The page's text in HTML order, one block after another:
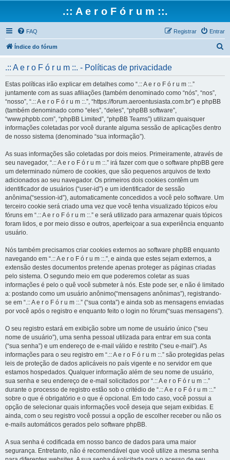
.:: A e r o F ó r u m ::.
FAQ Entrar
Registrar
Índice do fórum
.:: A e r o F ó r u m ::. - Políticas de privacidade
Estas políticas irão explicar em detalhes como “.:: A e r o F ó r u m ::.”
juntamente com as suas afiliações (também denominado como “nós”, “nos”,
“nosso”, “.:: A e r o F ó r u m ::.”, “https://forum.aeroentusiasta.com.br”) e phpBB
(também denominado como “eles”, “deles”, “phpBB software”,
“www.phpbb.com”, “phpBB Limited”, “phpBB Teams”) utilizam quaisquer
informações coletadas por você durante alguma sessão de aplicações dentro
de nosso sistema (denominado “sua informação”).
As suas informações são coletadas por dois meios. Primeiramente, através de
seu navegador, “.:: A e r o F ó r u m ::.” irá fazer com que o software phpBB gere
um determinado número de cookies, que são pequenos arquivos de texto
adicionados ao seu navegador. Os primeiros dois cookies contêm um
identificador de usuários (“user-id”) e um identificador de sessão
anônima(“session-id”), automaticamente concedidos a você pelo software. Um
terceiro cookie será criado uma vez que você tenha visualizado tópicos e/ou
fóruns em “.:: A e r o F ó r u m ::.” e será utilizado para armazenar quais tópicos
foram lidos, e por meio disso e outros, aperfeiçoar a sua experiência enquanto
usuário.
Nós também precisamos criar cookies externos ao software phpBB enquanto
navegando em “.:: A e r o F ó r u m ::.”, e ainda que estes sejam externos, a
extensão destes documentos pretende apenas proteger as páginas criadas
pelo sistema. O segundo meio em que poderemos coletar as suas
informações é pelo o quê você submeter à nós. Este pode ser, e não é limitado
a: postando como um usuário anônimo(“mensagens anônimas”), registrando-
se em “.:: A e r o F ó r u m ::.” (“sua conta”) e ainda sob as mensagens enviadas
por você após o registro e enquanto feito o login no fórum(“suas mensagens”).
O seu registro estará em exibição sobre um nome de usuário único (“seu
nome de usuário”), uma senha pessoal utilizada para entrar em sua conta
(“sua senha”) e um endereço de e-mail válido e restrito (“seu e-mail”). As
informações para o seu registro em “.:: A e r o F ó r u m ::.” são protegidas pelas
leis de proteção de dados aplicáveis no país vigente e no servidor em que
estamos hospedados. Qualquer informação além de seu nome de usuário,
sua senha e seu endereço de e-mail solicitados por “.:: A e r o F ó r u m ::.”
durante o processo de registro estão sob o critédio de “.:: A e r o F ó r u m ::.”
sobre o que é obrigatório e o que é opcional. Em todo caso, você possui a
opção de selecionar quais informações você deseja que sejam exibidas. E
ainda, com o seu registro você possui a opção de escolher receber ou não os
e-mails automáticos gerados pelo software phpBB.
A sua senha é codificada em nosso banco de dados para uma maior
segurança. Entretanto, não é recomendável que você utilize a mesma senha